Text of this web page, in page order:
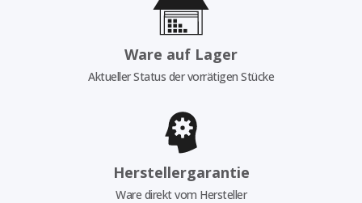
Ware auf Lager
Aktueller Status der vorrätigen Stücke
Herstellergarantie
Ware direkt vom Hersteller